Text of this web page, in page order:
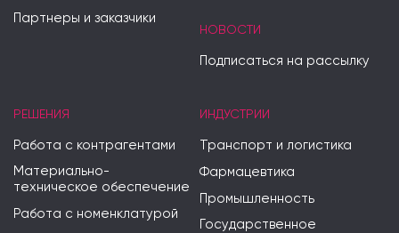
Партнеры и заказчики
НОВОСТИ
Подписаться на рассылку
РЕШЕНИЯ
Работа с контрагентами
Материально-
техническое обеспечение
Работа с номенклатурой
ИНДУСТРИИ
Транспорт и логистика
Фармацевтика
Промышленность
Государственное